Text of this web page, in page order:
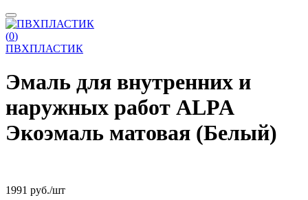
(0)
ПВХПЛАСТИК
Эмаль для внутренних и
наружных работ ALPA
Экоэмаль матовая (Белый)
1991 руб./шт